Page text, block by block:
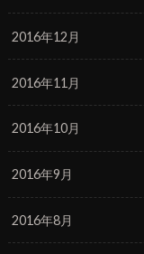
2016年12月
2016年11月
2016年10月
2016年9月
2016年8月